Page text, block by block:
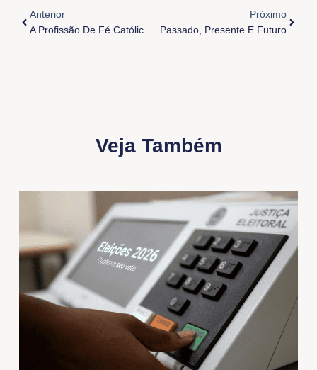
Anterior
A Profissão De Fé Católica Como Identidade E Vida
Próximo
Passado, Presente E Futuro
Veja Também